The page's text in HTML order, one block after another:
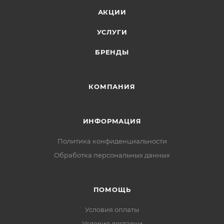
АКЦИИ
УСЛУГИ
БРЕНДЫ
КОМПАНИЯ
ИНФОРМАЦИЯ
Политика конфиденциальности
Обработка персональных данных
ПОМОЩЬ
Условия оплаты